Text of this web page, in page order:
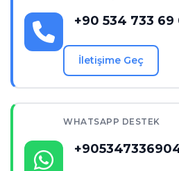
3. Taşıma sırasında eşyalarım
olacak mı?
4. Şehirlerarası taşınmada
İletişim Bilgileri
+90 534 733 69
İletişime Geç
WHATSAPP DESTEK